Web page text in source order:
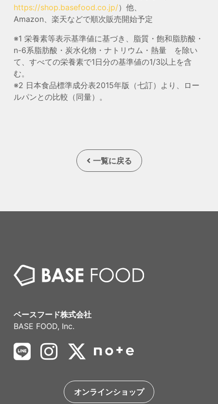
https://shop.basefood.co.jp/）他、
Amazon、楽天などで順次販売開始予定
※1 栄養素等表示基準値に基づき、脂質・飽和脂肪酸・
n-6系脂肪酸・炭水化物・ナトリウム・熱量 を除い
て、すべての栄養素で1日分の基準値の1/3以上を含
む。
※2 日本食品標準成分表2015年版（七訂）より、ロー
ルパンとの比較（同量）。
一覧に戻る
ベースフード株式会社
BASE FOOD, Inc.
オンラインショップ